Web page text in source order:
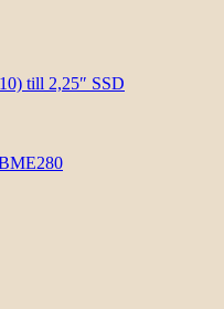
till 2,25″ SSD